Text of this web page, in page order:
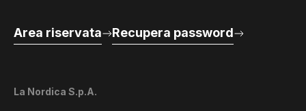
La Nordica S.p.A.
Area riservata Recupera password